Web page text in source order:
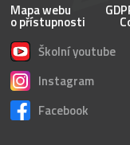
Mapa webu
o přístupnosti
Školní youtube
Instagram
Facebook